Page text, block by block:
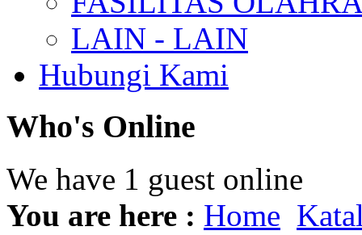
LAIN - LAIN
Hubungi Kami
Who's Online
We have 1 guest online
You are here : Home